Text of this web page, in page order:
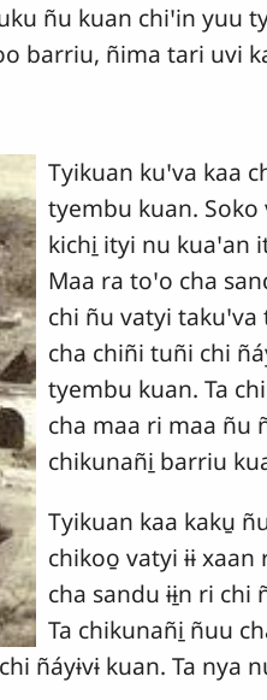
ñu kuan chiꞌin yuu
barriu, ñima tari uvi
Tyikuan kuꞌva kaa
tyembu kuan. Soko
kichi̱ ityi nu kuaꞌan
Maa ra toꞌo cha
chi ñu vatyi takuꞌva
cha chiñi tuñi chi
tyembu kuan. Ta
cha maa ri maa ñu
chikunañi̱ barriu
Tyikuan kaa kaku̱
chikoo̱ vatyi ɨɨ
cha sandu ɨɨ̱n ri chi
Ta chikunañi̱ ñuu
ñáyɨvɨ kuan. Ta nya